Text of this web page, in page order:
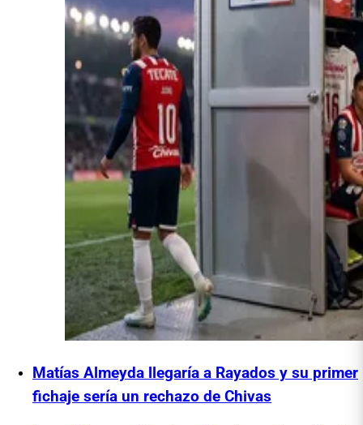
Matías Almeyda llegaría a Rayados y su primer
fichaje sería un rechazo de Chivas